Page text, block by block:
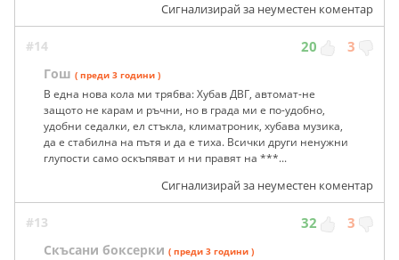
Сигнализирай за неуместен коментар
#14 20 3
Гош ( преди 3 години )
В една нова кола ми трябва: Хубав ДВГ, автомат-не
защото не карам и ръчни, но в града ми е по-удобно,
удобни седалки, ел стъкла, климатроник, хубава музика,
да е стабилна на пътя и да е тиха. Всички други ненужни
глупости само оскъпяват и ни правят на ***...
Сигнализирай за неуместен коментар
#13 32 3
Скъсани боксерки ( преди 3 години )